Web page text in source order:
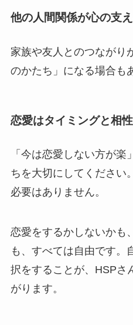
他の人間関係が心の支
家族や友人とのつながり
のかたち」になる場合も
恋愛はタイミングと相
「今は恋愛しない方が
ちを大切にしてください
必要はありません。
恋愛をするかしないかも
も、すべては自由です。
択をすることが、HSPさ
がります。